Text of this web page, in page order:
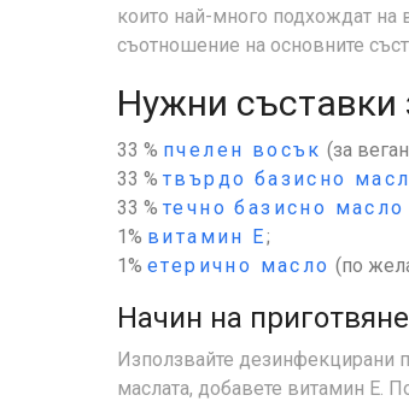
които най-много подхождат на
съотношение на основните
Нужни съставки
33 % пчелен восък (за
33 % твърдо базисно
33 % течно базисно масло
1% витамин Е;
1% етерично масло (по
Начин на
Използвайте дезинфекцирани
маслата, добавете витамин Е.